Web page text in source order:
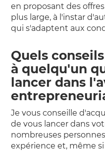
en proposant des
plus large, à l'instar
qui s'adaptent aux
Quels
à quelqu'un
lancer dans
Je vous conseille
de vous lancer dans
nombreuses
expérience et, même